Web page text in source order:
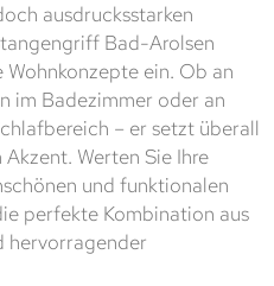
ausdrucksstarken
Bad-Arolsen
ein. Ob an
im Badezimmer oder an
– er setzt überall
Werten Sie Ihre
und funktionalen
perfekte Kombination aus
hervorragender